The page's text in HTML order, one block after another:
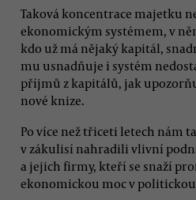
Taková koncentrace majetku
ekonomickým systémem, v
kdo už má nějaký kapitál,
mu usnadňuje i systém
příjmů z kapitálů, jak
nové knize.
Po více než třiceti letech nám
v zákulisí nahradili vlivní
a jejich firmy, kteří se snaží
ekonomickou moc v